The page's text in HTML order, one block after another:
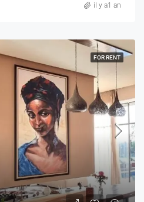
il y a1 an
FOR RENT